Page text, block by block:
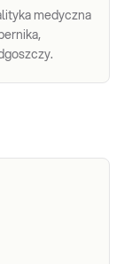
medyczna